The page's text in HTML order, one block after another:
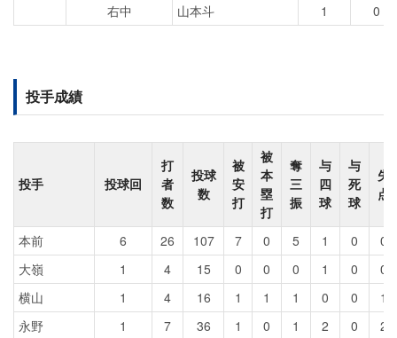
右中
山本斗 1 0
投手成績
投手 投球回
打
者
数
投球
数
被
安
打
被
本
塁
打
奪
三
振
与
四
球
与
死
球
失
点
本前 6 26 107 7 0 5 1 0
0
大嶺
1 4 15 0 0 0 1 0
0
横山
1 4 16 1 1 1 0 0
1
永野
1 7 36 1 0 1 2 0 2